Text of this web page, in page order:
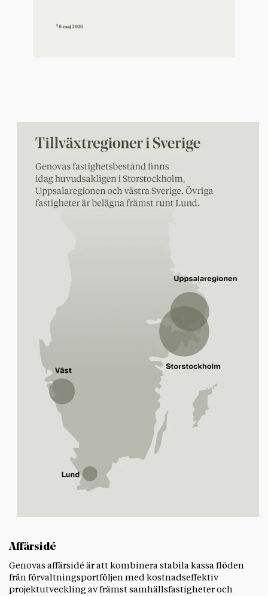
Affärsidé
Genovas affärsidé är att kombinera stabila kassa flöden
från förvaltningsportföljen med kostnadseffektiv
projektutveckling av främst samhällsfastigheter och